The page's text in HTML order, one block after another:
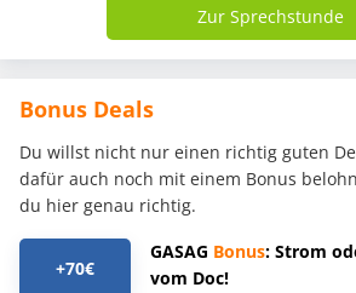
Zur Sprechstunde
Bonus Deals
Du willst nicht nur einen richtig guten
dafür auch noch mit einem Bonus
du hier genau richtig.
+70€
GASAG Bonus: Strom
vom Doc!